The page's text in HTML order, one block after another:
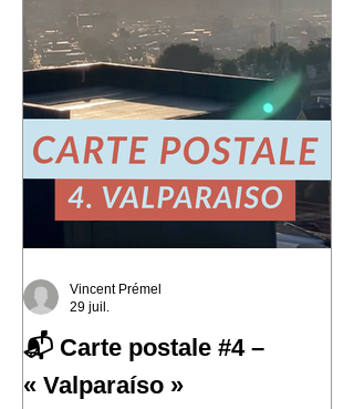
📬 Carte postale #4 –
« Valparaíso »
Vincent Prémel
29 juil.